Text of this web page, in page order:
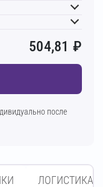
504,81 ₽
после
ЛОГИСТИКА